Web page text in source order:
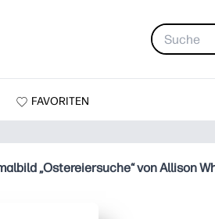
FAVORITEN
„Ostereiersuche“ von Allison